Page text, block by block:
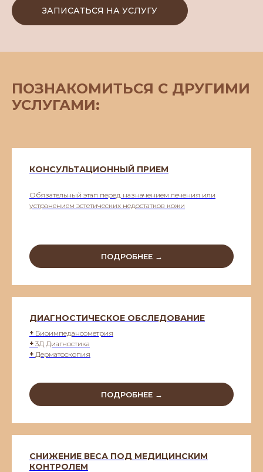
ЗАПИСАТЬСЯ НА УСЛУГУ
ПОЗНАКОМИТЬСЯ С ДРУГИМИ
УСЛУГАМИ:
КОНСУЛЬТАЦИОННЫЙ ПРИЕМ
Обязательный этап перед назначением лечения или
устранением эстетических недостатков кожи
ПОДРОБНЕЕ →
ДИАГНОСТИЧЕСКОЕ ОБСЛЕДОВАНИЕ
+ Биоимпедансометрия
+ 3Д Диагностика
+ Дерматоскопия
ПОДРОБНЕЕ →
СНИЖЕНИЕ ВЕСА ПОД МЕДИЦИНСКИМ
КОНТРОЛЕМ